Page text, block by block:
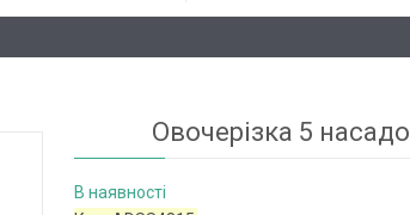
Овочерізка 5
В наявності